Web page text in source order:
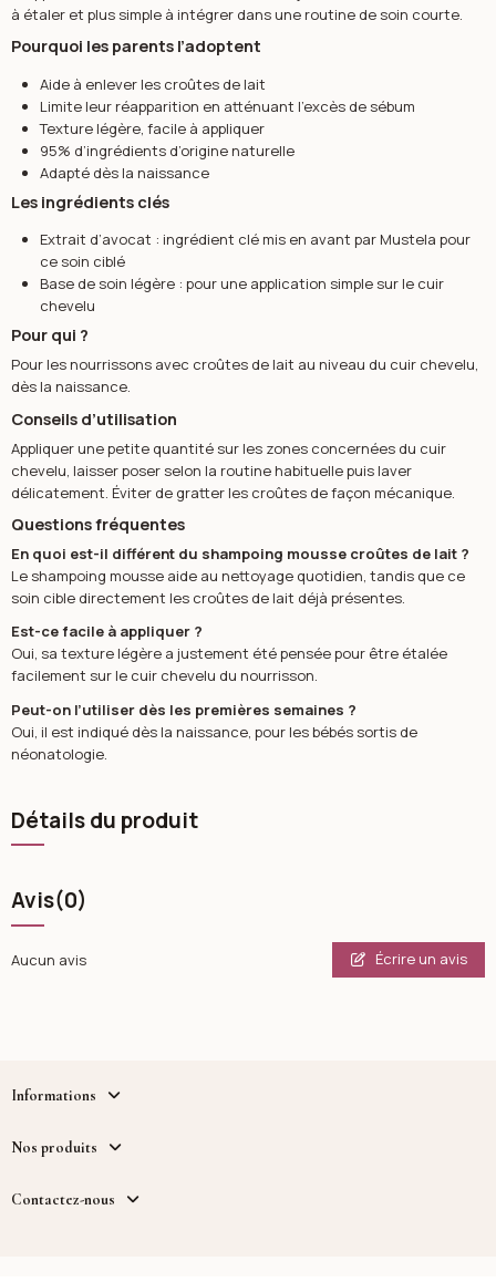
à étaler et plus simple à intégrer dans une routine de soin courte.
Pourquoi les parents l’adoptent
Aide à enlever les croûtes de lait
Limite leur réapparition en atténuant l’excès de sébum
Texture légère, facile à appliquer
95% d’ingrédients d’origine naturelle
Adapté dès la naissance
Les ingrédients clés
Extrait d’avocat : ingrédient clé mis en avant par Mustela pour
ce soin ciblé
Base de soin légère : pour une application simple sur le cuir
chevelu
Pour qui ?
Pour les nourrissons avec croûtes de lait au niveau du cuir chevelu,
dès la naissance.
Conseils d’utilisation
Appliquer une petite quantité sur les zones concernées du cuir
chevelu, laisser poser selon la routine habituelle puis laver
délicatement. Éviter de gratter les croûtes de façon mécanique.
Questions fréquentes
En quoi est-il différent du shampoing mousse croûtes de lait ?
Le shampoing mousse aide au nettoyage quotidien, tandis que ce
soin cible directement les croûtes de lait déjà présentes.
Est-ce facile à appliquer ?
Oui, sa texture légère a justement été pensée pour être étalée
facilement sur le cuir chevelu du nourrisson.
Peut-on l’utiliser dès les premières semaines ?
Oui, il est indiqué dès la naissance, pour les bébés sortis de
néonatologie.
Détails du produit
Avis(0)
Aucun avis Écrire un avis
Informations
Nos produits
Contactez-nous